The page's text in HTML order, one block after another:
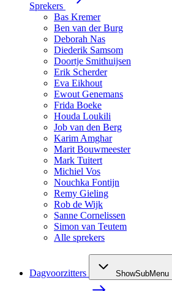
Sprekers
Bas Kremer
Ben van der Burg
Deborah Nas
Diederik Samsom
Doortje Smithuijsen
Erik Scherder
Eva Eikhout
Ewout Genemans
Frida Boeke
Houda Loukili
Job van den Berg
Karim Amghar
Marit Bouwmeester
Mark Tuitert
Michiel Vos
Nouchka Fontijn
Remy Gieling
Rob de Wijk
Sanne Cornelissen
Simon van Teutem
Alle sprekers
Dagvoorzitters ShowSubMenu